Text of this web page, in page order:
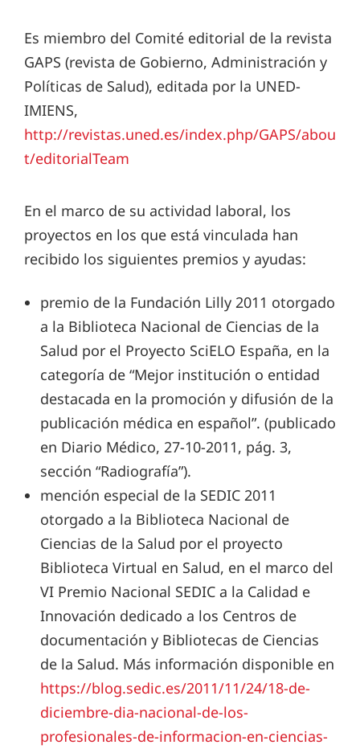
Es miembro del Comité editorial de la revista
GAPS (revista de Gobierno, Administración y
Políticas de Salud), editada por la UNED-
IMIENS,
http://revistas.uned.es/index.php/GAPS/abou
t/editorialTeam
En el marco de su actividad laboral, los
proyectos en los que está vinculada han
recibido los siguientes premios y ayudas:
premio de la Fundación Lilly 2011 otorgado
a la Biblioteca Nacional de Ciencias de la
Salud por el Proyecto SciELO España, en la
categoría de “Mejor institución o entidad
destacada en la promoción y difusión de la
publicación médica en español”. (publicado
en Diario Médico, 27-10-2011, pág. 3,
sección “Radiografía”).
mención especial de la SEDIC 2011
otorgado a la Biblioteca Nacional de
Ciencias de la Salud por el proyecto
Biblioteca Virtual en Salud, en el marco del
VI Premio Nacional SEDIC a la Calidad e
Innovación dedicado a los Centros de
documentación y Bibliotecas de Ciencias
de la Salud. Más información disponible en
https://blog.sedic.es/2011/11/24/18-de-
diciembre-dia-nacional-de-los-
profesionales-de-informacion-en-ciencias-